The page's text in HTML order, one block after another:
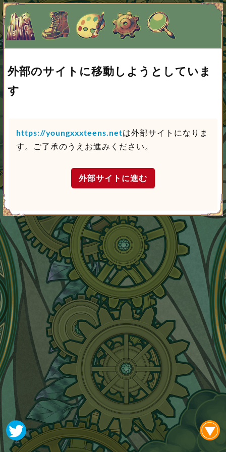
外部のサイトに移動しようとしていま
す
https://youngxxxteens.netは外部サイトになりま
す。ご了承のうえお進みください。
外部サイトに進む